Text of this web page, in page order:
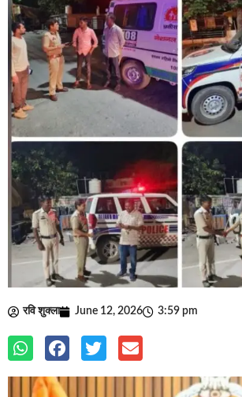
रवि शुक्ला June 12, 2026 3:59 pm